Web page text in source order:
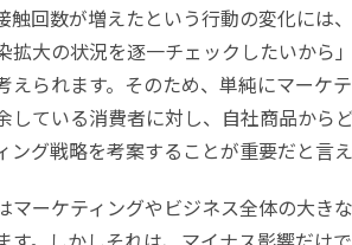
触回数が増えたという行動の変化には
拡大の状況を逐一チェックしたいから
えられます。そのため、単純にマーケ
している消費者に対し、自社商品から
グ戦略を考案することが重要だと言え
マーケティングやビジネス全体の大き